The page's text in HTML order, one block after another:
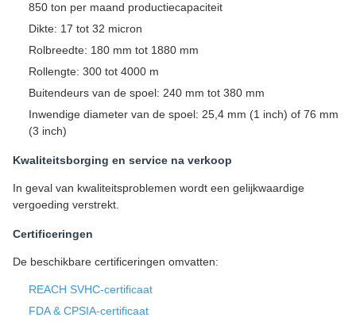
850 ton per maand productiecapaciteit
Dikte: 17 tot 32 micron
Rolbreedte: 180 mm tot 1880 mm
Rollengte: 300 tot 4000 m
Buitendeurs van de spoel: 240 mm tot 380 mm
Inwendige diameter van de spoel: 25,4 mm (1 inch) of 76 mm
(3 inch)
Kwaliteitsborging en service na verkoop
In geval van kwaliteitsproblemen wordt een gelijkwaardige
vergoeding verstrekt.
Certificeringen
De beschikbare certificeringen omvatten:
REACH SVHC-certificaat
FDA & CPSIA-certificaat